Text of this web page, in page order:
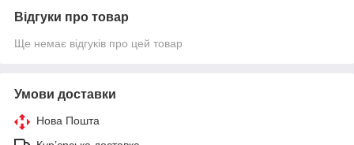
Відгуки про товар
Ще немає відгуків про цей товар
Умови доставки
Нова Пошта